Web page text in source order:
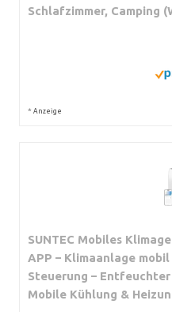
Schlafzimmer, Camping
* Anzeige
SUNTEC Mobiles
APP – Klimaanlage
Steuerung – Entfeuchter
Mobile Kühlung &